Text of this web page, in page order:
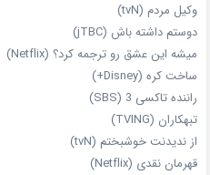
وکیل مردم (tvN)
دوستم داشته باش (jTBC)
میشه این عشق رو ترجمه کرد؟ (Netflix)
ساخت کره (Disney+)
راننده تاکسی 3 (SBS)
تبهکاران (TVING)
از ندیدنت خوشبختم (tvN)
قهرمان نقدی (Netflix)